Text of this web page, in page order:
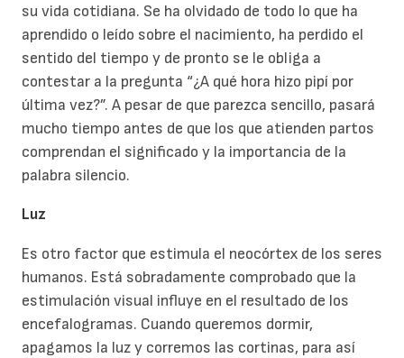
su vida cotidiana. Se ha olvidado de todo lo que ha
aprendido o leído sobre el nacimiento, ha perdido el
sentido del tiempo y de pronto se le obliga a
contestar a la pregunta “¿A qué hora hizo pipí por
última vez?”. A pesar de que parezca sencillo, pasará
mucho tiempo antes de que los que atienden partos
comprendan el significado y la importancia de la
palabra silencio.
Luz
Es otro factor que estimula el neocórtex de los seres
humanos. Está sobradamente comprobado que la
estimulación visual influye en el resultado de los
encefalogramas. Cuando queremos dormir,
apagamos la luz y corremos las cortinas, para así